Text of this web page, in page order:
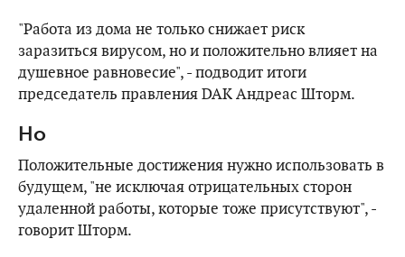
"Работа из дома не только снижает риск
заразиться вирусом, но и положительно влияет на
душевное равновесие", - подводит итоги
председатель правления DAK Андреас Шторм.
Но
Положительные достижения нужно использовать в
будущем, "не исключая отрицательных сторон
удаленной работы, которые тоже присутствуют", -
говорит Шторм.